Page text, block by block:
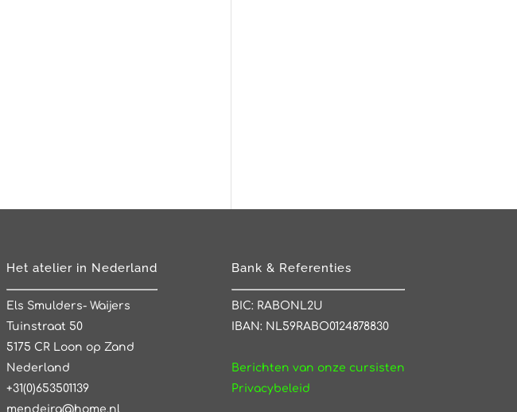
Het atelier in Nederland
Els Smulders- Waijers
Tuinstraat 50
5175 CR Loon op Zand
Nederland
+31(0)653501139
mendeira@home.nl
Bank & Referenties
BIC: RABONL2U
IBAN: NL59RABO0124878830
Berichten van onze cursisten
Privacybeleid